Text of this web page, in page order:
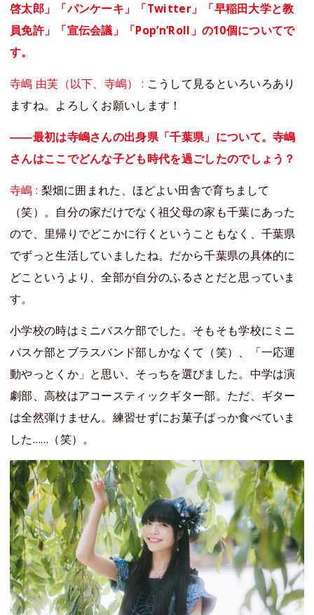
啓太郎」「パンケーキ」「Twitter」「早稲田大学と教
員免許」「宣伝会議」「Pop’n’Roll」の10個についてで
す。
寺嶋 由芙（以下、寺嶋） : こうして見るといろいろあり
ますね。よろしくお願いします！
――最初は寺嶋さんの出身県「千葉県」について。寺嶋
さんはここでどんな子ども時代を過ごしたのでしょう？
寺嶋 : 梨畑に囲まれた、ほどよい田舎で育ちまして
（笑）。自分の家だけでなく祖父母の家も千葉にあった
ので、里帰りでどこかに行くということもなく、千葉県
でずっと生活していましたね。だから千葉県の具体的に
どこというより、全部が自分のふるさとだと思っていま
す。
小学校の時はミニバスケ部でした。そもそも学校にミニ
バスケ部とブラスバンド部しかなくて（笑）、「一応運
動やっとくか」と思い、そっちを選びました。中学は演
劇部、高校はアコースティックギター部。ただ、ギター
は全然弾けません。練習せずにお菓子ばっか食べていま
した……（笑）。